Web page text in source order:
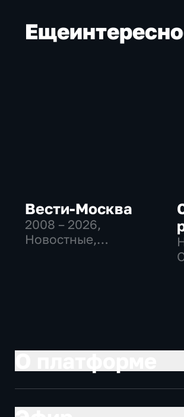
Еще
Вести-Москва
2008 – 2026,
Новостные,